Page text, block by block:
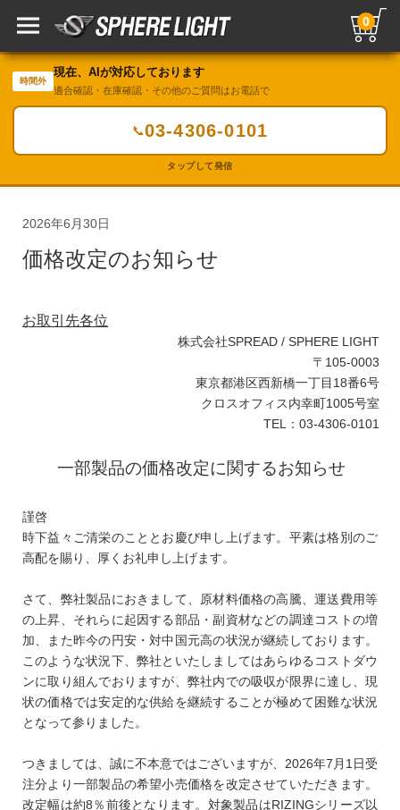
0
時間外
現在、AIが対応しております
適合確認・在庫確認・その他のご質問はお電話で
📞03-4306-0101
タップして発信
2026年6月30日
価格改定のお知らせ
お取引先各位
株式会社SPREAD / SPHERE LIGHT
〒 105-0003
東京都港区西新橋一丁目 18番6号
クロスオフィス内幸町1005号室
TEL
：03-4306-0101
一部製品の価格改定に関するお知らせ
謹啓
時下益々ご清栄のこととお慶び申し上げます。平素は格別のご
高配を賜り、厚くお礼申し上げます。
さて、弊社製品におきまして、原材料価格の高騰、運送費用等
の上昇、それらに起因する部品・副資材などの調達コストの増
加、また昨今の円安・対中国元高の状況が継続しております。
このような状況下、弊社といたしましてはあらゆるコストダウ
ンに取り組んでおりますが、弊社内での吸収が限界に達し、現
状の価格では安定的な供給を継続することが極めて困難な状況
となって参りました。
つきましては、誠に不本意ではございますが、 2026年7 月 1 日受
注分より一部製品の希望小売価格を改定させていただきます。
改定幅は約8％前後となります。対象製品はRIZINGシリーズ以